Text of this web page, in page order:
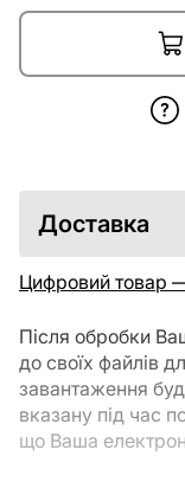
Доставка
Цифровий товар
Після обробки
до своїх файлів
завантаження
вказану під час
що Ваша